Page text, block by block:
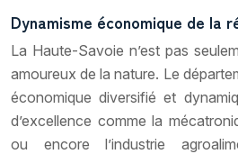
Dynamisme économique de la
La Haute-Savoie n’est pas
amoureux de la nature. Le
économique diversifié et
d’excellence comme la
ou encore l’industrie